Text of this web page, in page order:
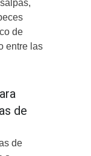
de
entre las
de
de